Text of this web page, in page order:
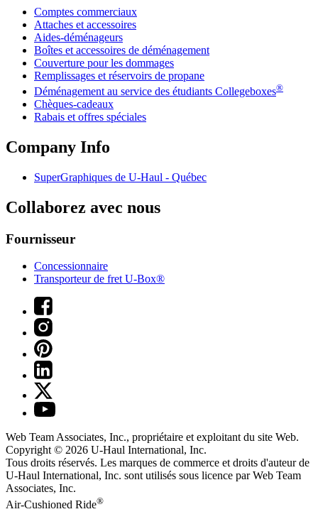
Comptes commerciaux
Attaches et accessoires
Aides-déménageurs
Boîtes et accessoires de déménagement
Couverture pour les dommages
Remplissages et réservoirs de propane
Déménagement au service des étudiants Collegeboxes®
Chèques-cadeaux
Rabais et offres spéciales
Company Info
SuperGraphiques de U-Haul - Québec
Collaborez avec nous
Fournisseur
Concessionnaire
Transporteur de fret U-Box®
Web Team Associates, Inc., propriétaire et exploitant du site Web.
Copyright © 2026 U-Haul International, Inc.
Tous droits réservés. Les marques de commerce et droits d'auteur de
U-Haul International, Inc. sont utilisés sous licence par Web Team
Associates, Inc.
Air-Cushioned Ride®